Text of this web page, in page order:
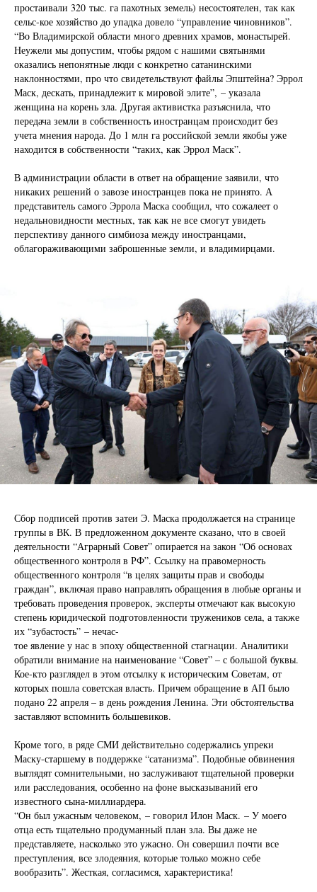
простаивали 320 тыс. га пахотных земель) несостоятелен, так как
сельс-кое хозяйство до упадка довело “управление чиновников”.
“Во Владимирской области много древних храмов, монастырей.
Неужели мы допустим, чтобы рядом с нашими святынями
оказались непонятные люди с конкретно сатанинскими
наклонностями, про что свидетельствуют файлы Эпштейна? Эррол
Маск, дескать, принадлежит к мировой элите”, – указала
женщина на корень зла. Другая активистка разъяснила, что
передача земли в собственность иностранцам происходит без
учета мнения народа. До 1 млн га российской земли якобы уже
находится в собственности “таких, как Эррол Маск”.
В администрации области в ответ на обращение заявили, что
никаких решений о завозе иностранцев пока не принято. А
представитель самого Эррола Маска сообщил, что сожалеет о
недальновидности местных, так как не все смогут увидеть
перспективу данного симбиоза между иностранцами,
облагораживающими заброшенные земли, и владимирцами.
Сбор подписей против затеи Э. Маска продолжается на странице
группы в ВК. В предложенном документе сказано, что в своей
деятельности “Аграрный Совет” опирается на закон “Об основах
общественного контроля в РФ”. Ссылку на правомерность
общественного контроля “в целях защиты прав и свободы
граждан”, включая право направлять обращения в любые органы и
требовать проведения проверок, эксперты отмечают как высокую
степень юридической подготовленности тружеников села, а также
их “зубастость” – нечас-
тое явление у нас в эпоху общественной стагнации. Аналитики
обратили внимание на наименование “Совет” – с большой буквы.
Кое-кто разглядел в этом отсылку к историческим Советам, от
которых пошла советская власть. Причем обращение в АП было
подано 22 апреля – в день рождения Ленина. Эти обстоятельства
заставляют вспомнить большевиков.
Кроме того, в ряде СМИ действительно содержались упреки
Маску-старшему в поддержке “сатанизма”. Подобные обвинения
выглядят сомнительными, но заслуживают тщательной проверки
или расследования, особенно на фоне высказываний его
известного сына-миллиардера.
“Он был ужасным человеком, – говорил Илон Маск. – У моего
отца есть тщательно продуманный план зла. Вы даже не
представляете, насколько это ужасно. Он совершил почти все
преступления, все злодеяния, которые только можно себе
вообразить”. Жесткая, согласимся, характеристика!